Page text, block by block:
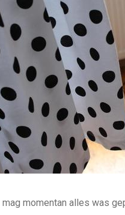
momentan alles was